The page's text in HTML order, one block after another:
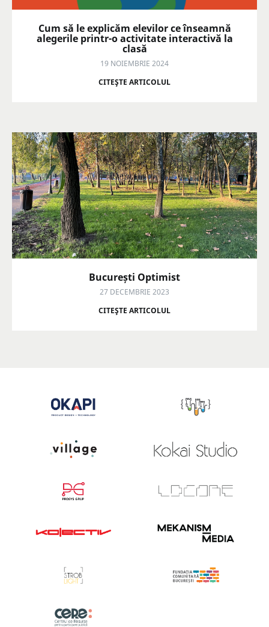
Cum să le explicăm elevilor ce înseamnă
alegerile printr-o activitate interactivă la
clasă
19 NOIEMBRIE 2024
CITEŞTE ARTICOLUL
București Optimist
27 DECEMBRIE 2023
CITEŞTE ARTICOLUL